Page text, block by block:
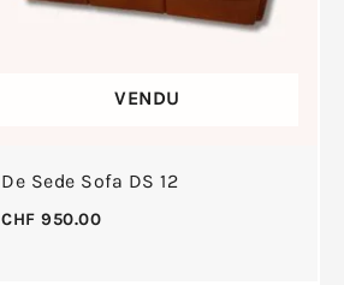
VENDU
De Sede Sofa DS 12
CHF 950.00